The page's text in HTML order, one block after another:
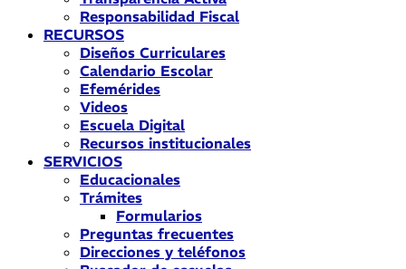
Responsabilidad Fiscal
RECURSOS
Diseños Curriculares
Calendario Escolar
Efemérides
Videos
Escuela Digital
Recursos institucionales
SERVICIOS
Educacionales
Trámites
Formularios
Preguntas frecuentes
Direcciones y teléfonos